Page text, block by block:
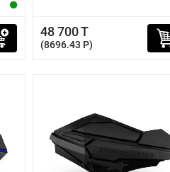
48 700 T
(8696.43 P)